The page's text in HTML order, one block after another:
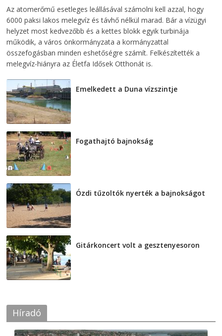
Az atomerőmű esetleges leállásával számolni kell azzal, hogy
6000 paksi lakos melegvíz és távhő nélkül marad. Bár a vízügyi
helyzet most kedvezőbb és a kettes blokk egyik turbinája
működik, a város önkormányzata a kormányzattal
összefogásban minden eshetőségre számít. Felkészítették a
melegvíz-hiányra az Életfa Idősek Otthonát is.
Emelkedett a Duna vízszintje
Fogathajtó bajnokság
Ózdi tűzoltók nyerték a bajnokságot
Gitárkoncert volt a gesztenyesoron
Híradó